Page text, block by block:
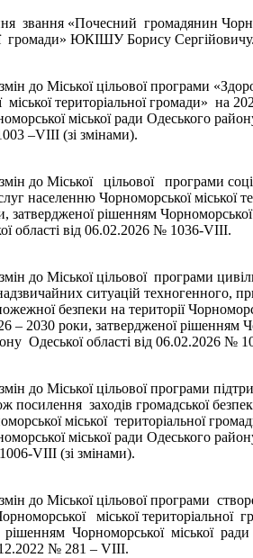
звання «Почесний громадянин
громади» ЮКІШУ Борису
до Міської цільової програми
територіальної громади» на
міської ради Одеського
–VIІІ (зі змінами).
до Міської цільової програми
населенню Чорноморської міської
затвердженої рішенням
області від 06.02.2026 № 1036-VIІІ.
до Міської цільової програми
ситуацій техногенного,
безпеки на території
– 2030 роки, затвердженої рішенням
Одеської області від 06.02.2026 №
до Міської цільової програми
посилення заходів громадської
міської територіальної
міської ради Одеського
VIII (зі змінами).
до Міської цільової програми
міської
Чорноморської міської
№ 281 – VІІІ.